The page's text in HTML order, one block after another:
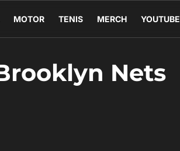
MOTOR TENIS MERCH YOUTUBE
Nets